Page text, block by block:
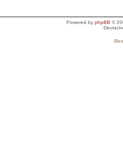
Powered byphpBB ©